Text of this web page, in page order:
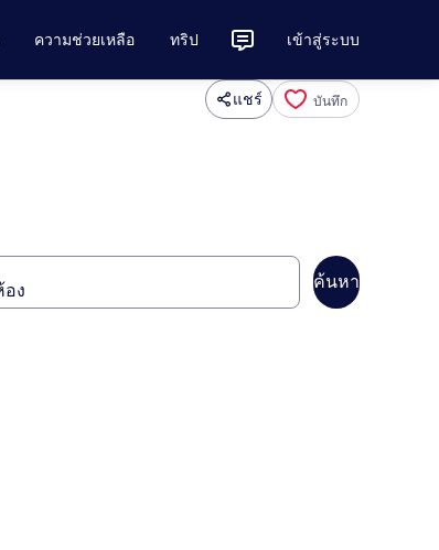
ความช่วยเหลือ ทริป เข้าสู่ระบบ
แชร์ บันทึก
ค้นหา